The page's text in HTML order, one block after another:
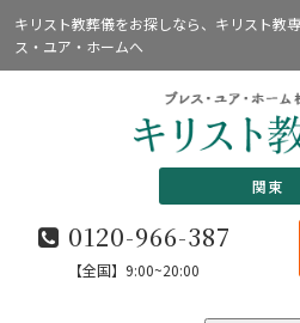
キリスト教葬儀をお探しなら、キリスト教
ス・ユア・ホームへ
関東
0120-966-387
【全国】9:00~20:00